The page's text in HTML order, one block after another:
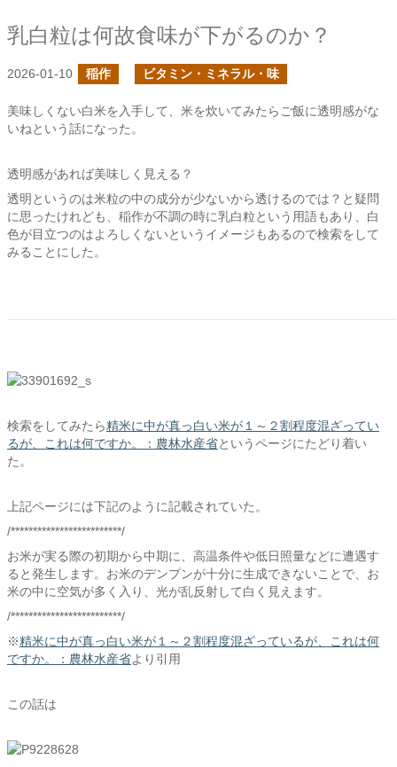
乳白粒は何故食味が下がるのか？
2026-01-10 稲作 ビタミン・ミネラル・味
美味しくない白米を入手して、米を炊いてみたらご飯に透明感がな
いねという話になった。
透明感があれば美味しく見える？
透明というのは米粒の中の成分が少ないから透けるのでは？と疑問
に思ったけれども、稲作が不調の時に乳白粒という用語もあり、白
色が目立つのはよろしくないというイメージもあるので検索をして
みることにした。
検索をしてみたら精米に中が真っ白い米が１～２割程度混ざってい
るが、これは何ですか。：農林水産省というページにたどり着い
た。
上記ページには下記のように記載されていた。
/*************************/
お米が実る際の初期から中期に、高温条件や低日照量などに遭遇す
ると発生します。お米のデンプンが十分に生成できないことで、お
米の中に空気が多く入り、光が乱反射して白く見えます。
/*************************/
※精米に中が真っ白い米が１～２割程度混ざっているが、これは何
ですか。：農林水産省より引用
この話は